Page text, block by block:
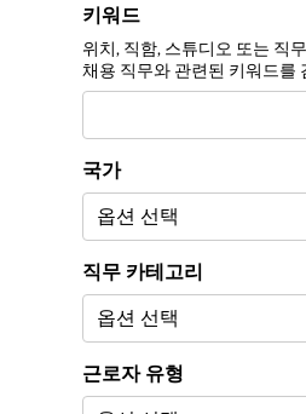
채용 공고 필터 기준:
키워드
위치, 직함, 스튜디오 또는 직
채용 직무와 관련된 키워드를
국가
직무 카테고리
근로자 유형